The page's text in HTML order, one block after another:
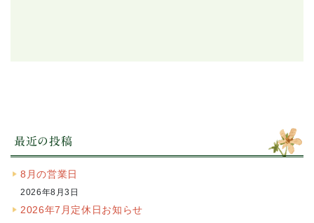
最近の投稿
8月の営業日
2026年8月3日
2026年7月定休日お知らせ